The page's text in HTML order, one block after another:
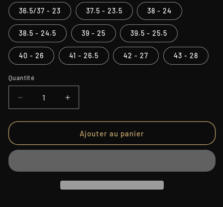
36.5/37 - 23 37.5 - 23.5 38 - 24
38.5 - 24.5 39 - 25 39.5 - 25.5
40 - 26 41 - 26.5 42 - 27 43 - 28
Quantité
Quantité
Réduire
la
quantité
COUGARS
Augmenter
la
quantité
COUGARS
Ajouter au panier